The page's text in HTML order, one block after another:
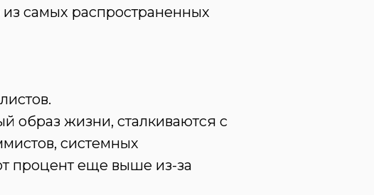
самых распространенных
образ жизни, сталкиваются с
системных
процент еще выше из-за